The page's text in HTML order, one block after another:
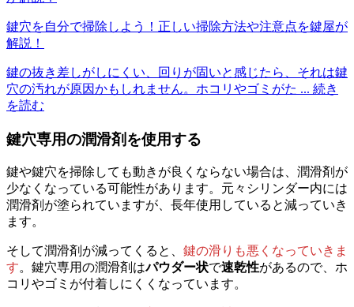
鍵穴を自分で掃除しよう！正しい掃除方法や注意点を鍵屋が
解説！
鍵の抜き差しがしにくい、回りが固いと感じたら、それは鍵
穴の汚れが原因かもしれません。ホコリやゴミがた ... 続き
を読む
鍵穴専用の潤滑剤を使用する
鍵や鍵穴を掃除しても動きが良くならない場合は、潤滑剤が
少なくなっている可能性があります。元々シリンダー内には
潤滑剤が塗られていますが、長年使用していると減っていき
ます。
そして潤滑剤が減ってくると、 鍵の滑りも悪くなっていきま
す。鍵穴専用の潤滑剤はパウダー状で速乾性があるので、ホ
コリやゴミが付着しにくくなっています。